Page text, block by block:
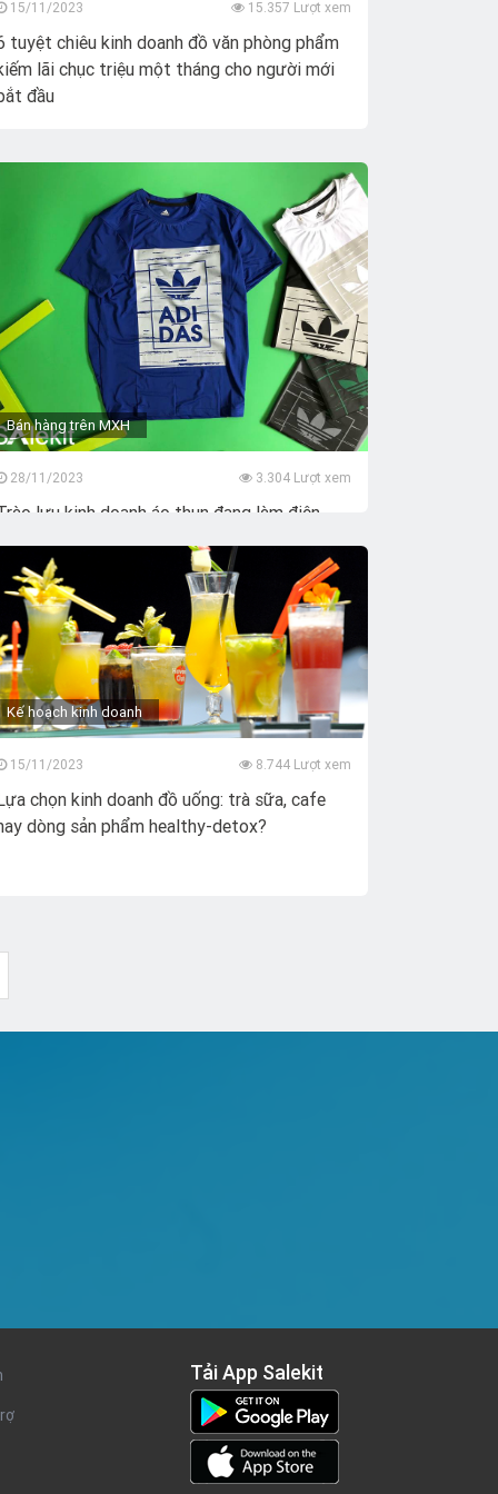
Lựa chọn kinh doanh đồ
uống: trà sữa, cafe hay dòng
sản phẩm healthy-detox?
15/11/2023 15.357 Lượt xem
tuyệt chiêu kinh doanh đồ văn phòng phẩm
lãi chục triệu một tháng cho người mới
đầu
Bán hàng trên MXH
28/11/2023 3.304 Lượt xem
lưu kinh doanh áo thun đang làm điên
Kế hoạch kinh doanh
15/11/2023 8.744 Lượt xem
chọn kinh doanh đồ uống: trà sữa, cafe
dòng sản phẩm healthy-detox?
Tải App Salekit